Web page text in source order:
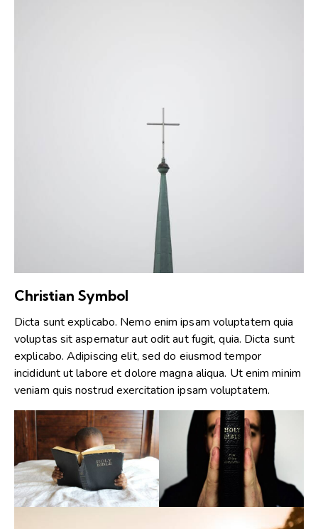
Christian Symbol
Dicta sunt explicabo. Nemo enim ipsam voluptatem quia
voluptas sit aspernatur aut odit aut fugit, quia. Dicta sunt
explicabo. Adipiscing elit, sed do eiusmod tempor
incididunt ut labore et dolore magna aliqua. Ut enim minim
veniam quis nostrud exercitation ipsam voluptatem.